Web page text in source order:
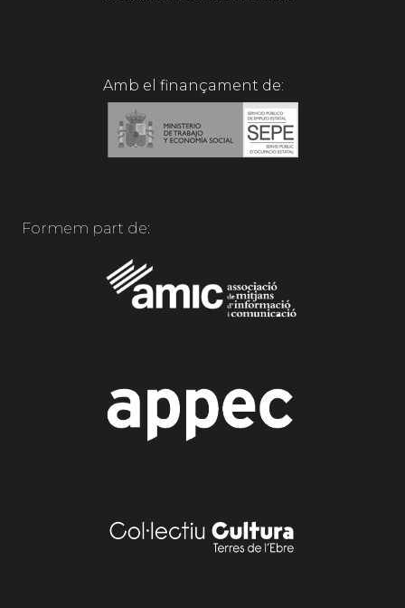
Amb el finançament de:
Formem part de: